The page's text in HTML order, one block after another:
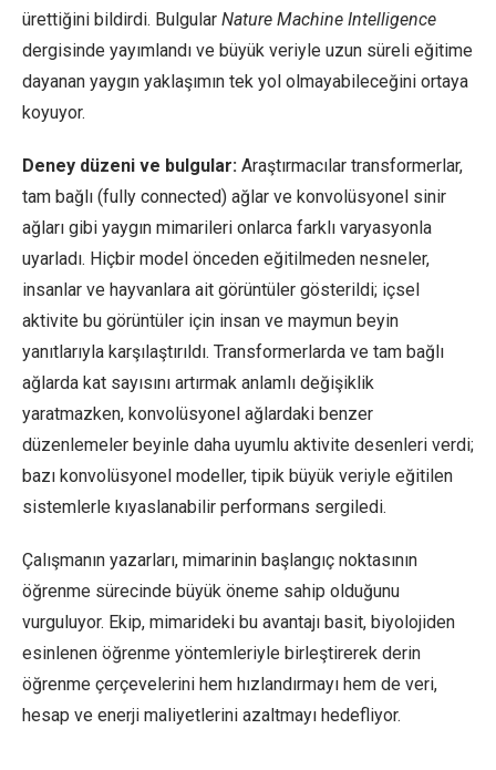
ürettiğini bildirdi. Bulgular Nature Machine Intelligence
dergisinde yayımlandı ve büyük veriyle uzun süreli eğitime
dayanan yaygın yaklaşımın tek yol olmayabileceğini ortaya
koyuyor.
Deney düzeni ve bulgular: Araştırmacılar transformerlar,
tam bağlı (fully connected) ağlar ve konvolüsyonel sinir
ağları gibi yaygın mimarileri onlarca farklı varyasyonla
uyarladı. Hiçbir model önceden eğitilmeden nesneler,
insanlar ve hayvanlara ait görüntüler gösterildi; içsel
aktivite bu görüntüler için insan ve maymun beyin
yanıtlarıyla karşılaştırıldı. Transformerlarda ve tam bağlı
ağlarda kat sayısını artırmak anlamlı değişiklik
yaratmazken, konvolüsyonel ağlardaki benzer
düzenlemeler beyinle daha uyumlu aktivite desenleri verdi;
bazı konvolüsyonel modeller, tipik büyük veriyle eğitilen
sistemlerle kıyaslanabilir performans sergiledi.
Çalışmanın yazarları, mimarinin başlangıç noktasının
öğrenme sürecinde büyük öneme sahip olduğunu
vurguluyor. Ekip, mimarideki bu avantajı basit, biyolojiden
esinlenen öğrenme yöntemleriyle birleştirerek derin
öğrenme çerçevelerini hem hızlandırmayı hem de veri,
hesap ve enerji maliyetlerini azaltmayı hedefliyor.